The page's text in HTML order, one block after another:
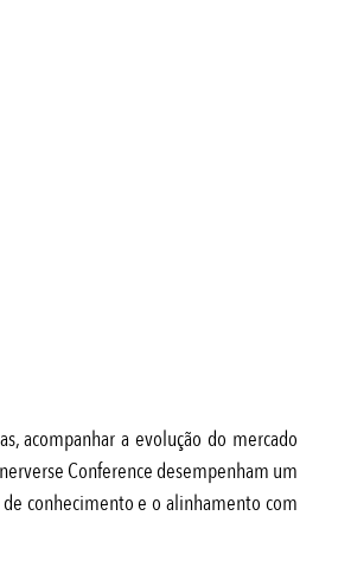
acompanhar a evolução do mercado
Conference desempenham um
conhecimento e o alinhamento com